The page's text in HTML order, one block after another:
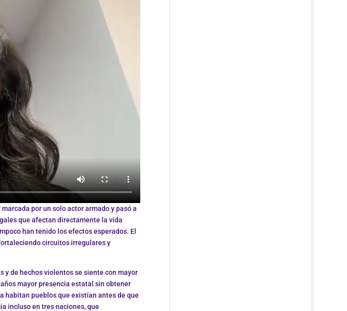
por un solo actor armado y pasó a
que afectan directamente la vida
han tenido los efectos esperados. El
circuitos irregulares y
y de hechos violentos se siente con mayor
mayor presencia estatal sin obtener
habitan pueblos que existían antes de que
incluso en tres naciones, que